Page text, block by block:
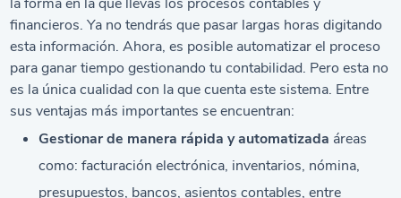
financieros. Ya no tendrás que pasar largas horas digitando
esta información. Ahora, es posible automatizar el proceso
para ganar tiempo gestionando tu contabilidad. Pero esta no
es la única cualidad con la que cuenta este sistema. Entre
sus ventajas más importantes se encuentran:
Gestionar de manera rápida y automatizada áreas
como: facturación electrónica, inventarios, nómina,
presupuestos, bancos, asientos contables, entre